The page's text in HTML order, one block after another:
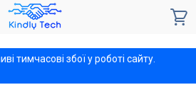
тимчасові збої у роботі сайту.